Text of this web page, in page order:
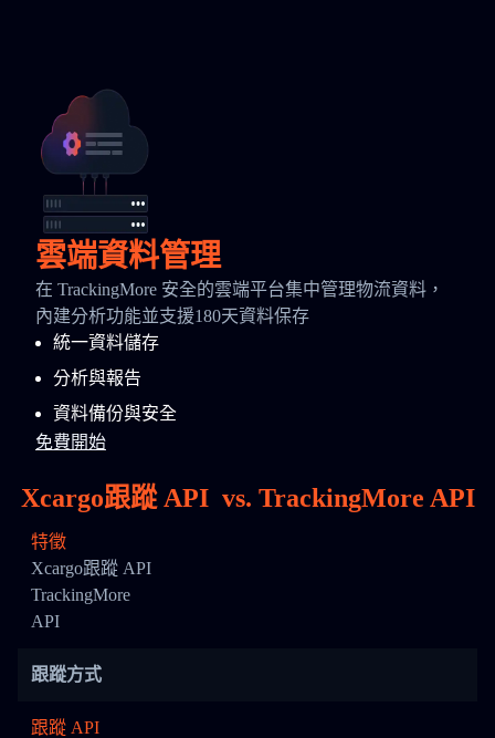
雲端資料管理
在 TrackingMore 安全的雲端平台集中管理物流資料，
內建分析功能並支援180天資料保存
統一資料儲存
分析與報告
資料備份與安全
免費開始
Xcargo跟蹤 API vs. TrackingMore API
特徵
Xcargo跟蹤 API
TrackingMore
API
跟蹤方式
跟蹤 API